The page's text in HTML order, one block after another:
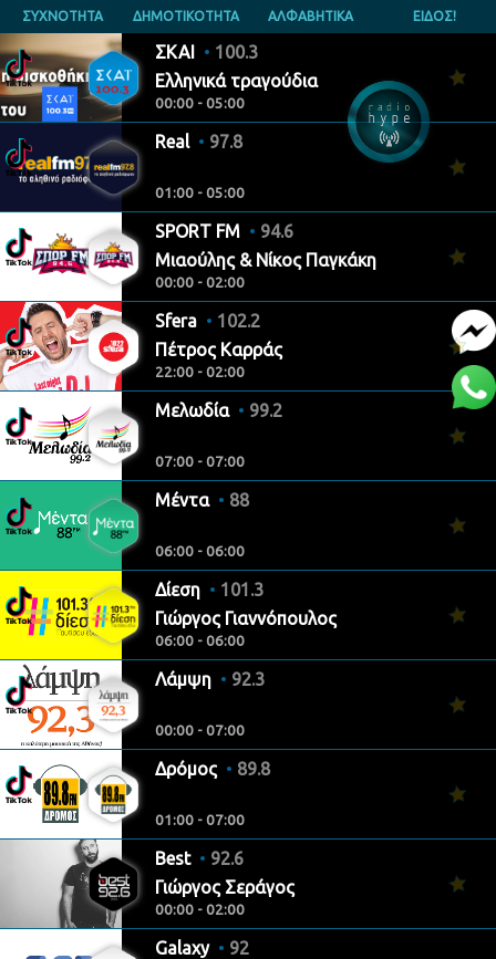
ΣΥΧΝΟΤΗΤΑ ΔΗΜΟΤΙΚΟΤΗΤΑ ΑΛΦΑΒΗΤΙΚΑ ΕΙΔΟΣ!
ΣΚΑΙ
100.3
Ελληνικά τραγούδια
00:00 - 05:00
Real 97.8
01:00 - 05:00
SPORT FM
94.6
Κώστας Μιαούλης & Νίκος Παγκάκης
00:00 - 02:00
Sfera
102.2
Πέτρος Καρράς
22:00 - 02:00
Μελωδία 99.2
07:00 - 07:00
Μέντα 88
06:00 - 06:00
Δίεση
101.3
Γιώργος Γιαννόπουλος
06:00 - 06:00
Λάμψη 92.3
00:00 - 07:00
Δρόμος 89.8
01:00 - 07:00
Best
92.6
Γιώργος Σεράγος
00:00 - 02:00
Galaxy
92